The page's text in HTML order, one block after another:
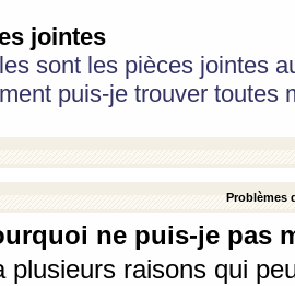
jointes
sont les pièces jointes
puis-je trouver toutes
Problèmes
ne puis-je pas
plusieurs raisons qui